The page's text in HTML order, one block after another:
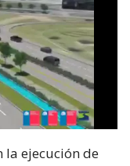
la ejecución de